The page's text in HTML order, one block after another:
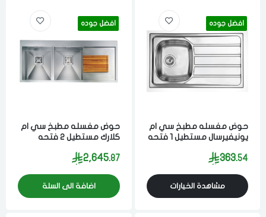
افضل جوده
حوض مغسله مطبخ سي ام
يونيفيرسال مستطيل 1 فتحه
عاليه الجوده ستيل ايطالي
363.54
مشاهدة الخيارات
افضل جوده
حوض مغسله مطبخ سي ام
كلارك مستطيل 2 فتحه
عاليه الجوده ستيل ايطالي
2,645.87
اضافة الى السلة